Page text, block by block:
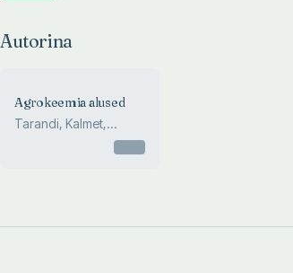
Autorina
Agrokeemia alused
Tarandi, Kalmet,
Turbas, Jõgiste, Pih...